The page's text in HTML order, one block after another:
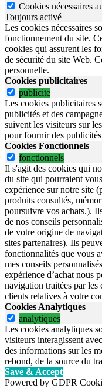
Cookies nécessaires
Toujours activé
Les cookies nécessaires
fonctionnement du site.
cookies qui assurent les
de sécurité du site Web.
personnelle.
Cookies publicitaires
publicite
Les cookies publicitaires
publicités et des
suivent les visiteurs sur
pour fournir des
Cookies Fonctionnels
fonctionnels
Il s'agit des cookies qui
du site qui pourraient
expérience sur notre site
produits consultés,
poursuivre vos achats.).
de nos conseils
de votre origine de
sites partenaires). Ils
fonctionnalités que vous
mes conseils
expérience d’achat nous
navigation traitées par les
clients relatives à votre
Cookies Analytiques
analytiques
Les cookies analytiques
visiteurs interagissent
des informations sur les
rebond, de la source du
Save & Accept
Powered by GDPR